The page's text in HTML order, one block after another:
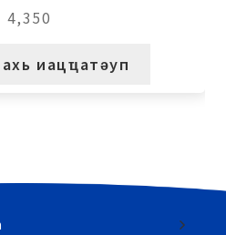
4,350
иацҵатәуп